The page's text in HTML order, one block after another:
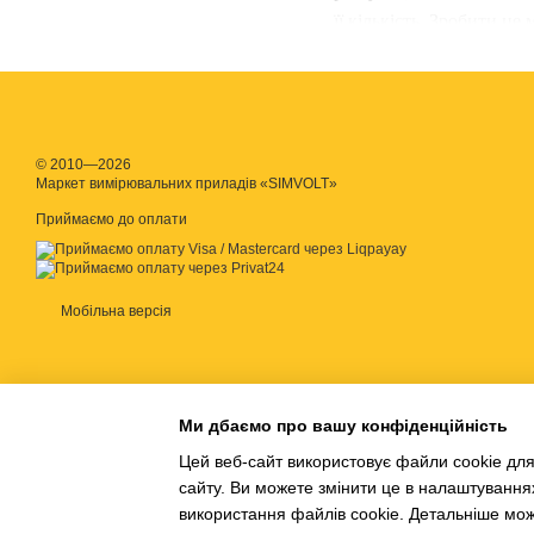
твердому тілі.
порівнянні з тим, як
зважували, сушили в
трьох, а ще передбачав
Принцип роботи
ґрунтуючись на
вологості деревини
підвищити точність
варто враховувати, що
© 2010—2026
Маркет вимірювальних приладів «SIMVOLT»
Приймаємо до оплати
Мобільна версія
Ми дбаємо про вашу конфіденційність
Цей веб-сайт використовує файли cookie
сайту. Ви можете змінити це в
використання файлів cookie. Детальніше